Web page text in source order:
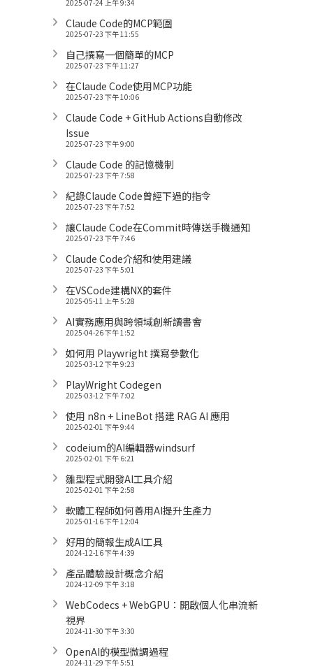
2025-07-24 上午 9:34
Claude Code的MCP範圍
2025-07-23 下午 11:55
自己撰寫一個簡單的MCP
2025-07-23 下午 11:27
在Claude Code使用MCP功能
2025-07-23 下午 10:06
Claude Code + GitHub Actions自動修改
Issue
2025-07-23 下午 9:00
Claude Code 的記憶機制
2025-07-23 下午 7:58
紀錄Claude Code曾經下過的指令
2025-07-23 下午 7:52
讓Claude Code在Commit時傳送手機通知
2025-07-23 下午 7:46
Claude Code介紹和使用建議
2025-07-23 下午 5:01
在VSCode建構NX的套件
2025-05-11 上午 5:28
AI實務應用與跨領域創新讀書會
2025-04-26 下午 1:52
如何用 Playwright 撰寫參數化
2025-03-12 下午 9:23
PlayWright Codegen
2025-03-12 下午 7:02
使用 n8n + LineBot 搭建 RAG AI 應用
2025-02-01 下午 9:44
codeium的AI編輯器windsurf
2025-02-01 下午 6:21
雛型程式開發AI工具介紹
2025-02-01 下午 2:58
軟體工程師如何善用AI提升生產力
2025-01-16 下午 12:04
好用的簡報生成AI工具
2024-12-16 下午 4:39
產品體驗設計概念介紹
2024-12-09 下午 3:18
WebCodecs + WebGPU：開啟個人化串流新
視界
2024-11-30 下午 3:30
OpenAI的模型微調過程
2024-11-29 下午 5:51